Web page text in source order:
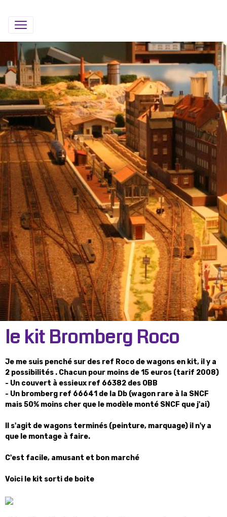
le kit Bromberg Roco
Je me suis penché sur des ref Roco de wagons en kit, il y a
2 possibilités . Chacun pour moins de 15 euros (tarif 2008)
- Un couvert à essieux ref 66382 des OBB
- Un bromberg ref 66641 de la Db (wagon rare à la SNCF
mais 50% moins cher que le modèle monté SNCF que j'ai)
Il s'agit de wagons terminés (peinture, marquage) il n'y a
que le montage à faire.
C'est facile, amusant et bon marché
Voici le kit sorti de boite